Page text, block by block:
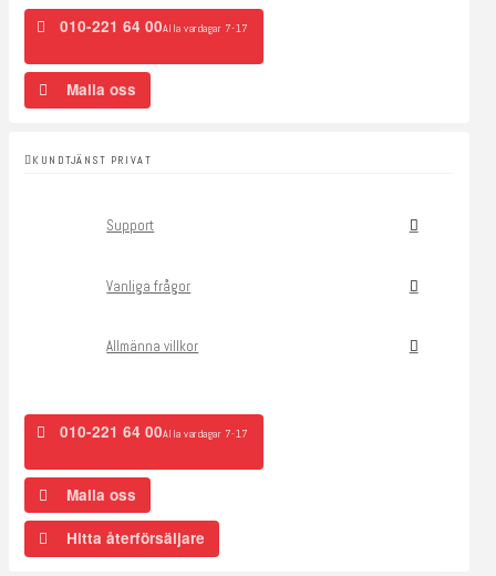
010-221 64 00Alla vardagar 7-17
Maila oss
KUNDTJÄNST PRIVAT
Support
Vanliga frågor
Allmänna villkor
010-221 64 00Alla vardagar 7-17
Maila oss
Hitta återförsäljare